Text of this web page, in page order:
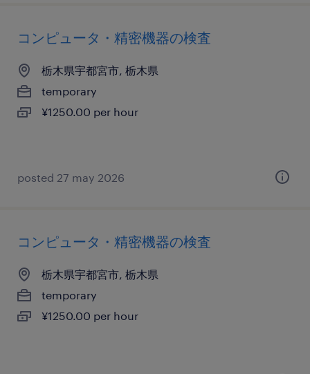
コンピュータ・精密機器の検査
栃木県宇都宮市, 栃木県
temporary
¥1250.00 per hour
posted 27 may 2026
コンピュータ・精密機器の検査
栃木県宇都宮市, 栃木県
temporary
¥1250.00 per hour